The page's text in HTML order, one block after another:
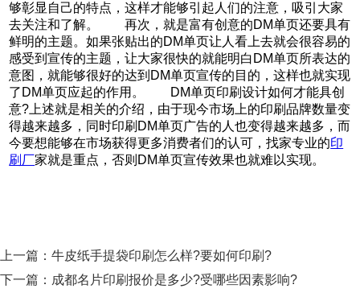
够彰显自己的特点，这样才能够引起人们的注意，吸引大家
去关注和了解。 再次，就是富有创意的DM单页还要具有
鲜明的主题。如果张贴出的DM单页让人看上去就会很容易的
感受到宣传的主题，让大家很快的就能明白DM单页所表达的
意图，就能够很好的达到DM单页宣传的目的，这样也就实现
了DM单页应起的作用。 DM单页印刷设计如何才能具创
意?上述就是相关的介绍，由于现今市场上的印刷品牌数量变
得越来越多，同时印刷DM单页广告的人也变得越来越多，而
今要想能够在市场获得更多消费者们的认可，找家专业的印
刷厂家就是重点，否则DM单页宣传效果也就难以实现。
上一篇： 牛皮纸手提袋印刷怎么样?要如何印刷?
下一篇： 成都名片印刷报价是多少?受哪些因素影响?